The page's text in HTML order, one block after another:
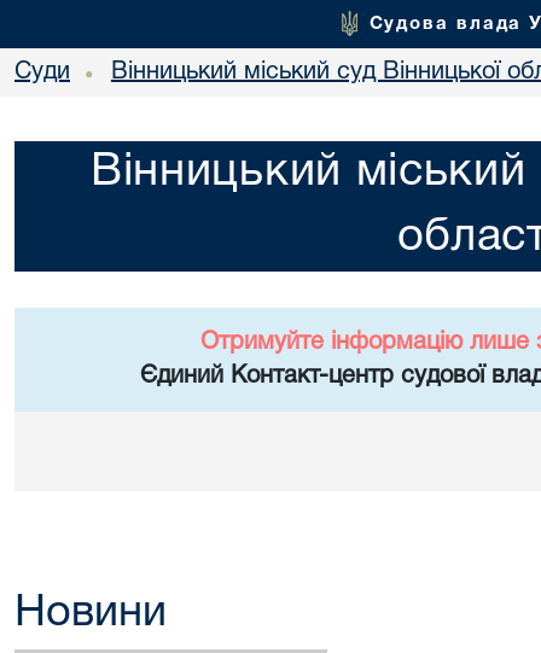
Судова влада
Суди • Вінницький міський суд Вінницької
Вінницький міський
Отримуйте інформацію лише
Єдиний Контакт-центр судової
Новини